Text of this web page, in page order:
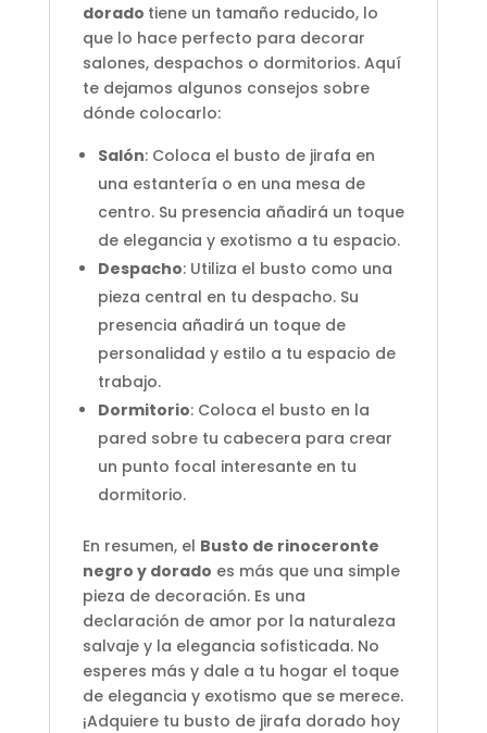
dorado tiene un tamaño reducido, lo
que lo hace perfecto para decorar
salones, despachos o dormitorios. Aquí
te dejamos algunos consejos sobre
dónde colocarlo:
Salón: Coloca el busto de jirafa en
una estantería o en una mesa de
centro. Su presencia añadirá un toque
de elegancia y exotismo a tu espacio.
Despacho: Utiliza el busto como una
pieza central en tu despacho. Su
presencia añadirá un toque de
personalidad y estilo a tu espacio de
trabajo.
Dormitorio: Coloca el busto en la
pared sobre tu cabecera para crear
un punto focal interesante en tu
dormitorio.
En resumen, el Busto de rinoceronte
negro y dorado es más que una simple
pieza de decoración. Es una
declaración de amor por la naturaleza
salvaje y la elegancia sofisticada. No
esperes más y dale a tu hogar el toque
de elegancia y exotismo que se merece.
¡Adquiere tu busto de jirafa dorado hoy